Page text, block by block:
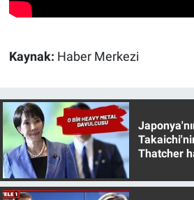
Kaynak: Haber Merkezi
Thatcher